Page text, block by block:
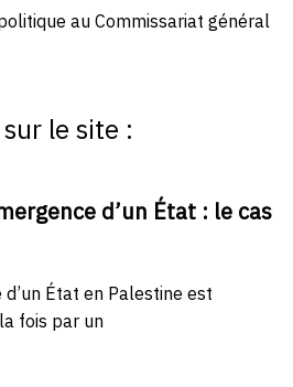
au Commissariat général
le site :
d’un État : le cas
d’un État en Palestine est
fois par un